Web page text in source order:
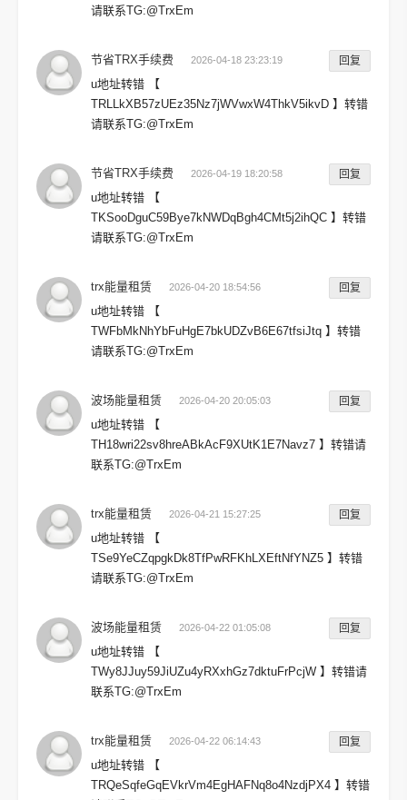
请联系TG:@TrxEm
节省TRX手续费 2026-04-18 23:23:19 回复
u地址转错 【
TRLLkXB57zUEz35Nz7jWVwxW4ThkV5ikvD 】转错
请联系TG:@TrxEm
节省TRX手续费 2026-04-19 18:20:58 回复
u地址转错 【
TKSooDguC59Bye7kNWDqBgh4CMt5j2ihQC 】转错
请联系TG:@TrxEm
trx能量租赁 2026-04-20 18:54:56 回复
u地址转错 【
TWFbMkNhYbFuHgE7bkUDZvB6E67tfsiJtq 】转错
请联系TG:@TrxEm
波场能量租赁 2026-04-20 20:05:03 回复
u地址转错 【
TH18wri22sv8hreABkAcF9XUtK1E7Navz7 】转错请
联系TG:@TrxEm
trx能量租赁 2026-04-21 15:27:25 回复
u地址转错 【
TSe9YeCZqpgkDk8TfPwRFKhLXEftNfYNZ5 】转错
请联系TG:@TrxEm
波场能量租赁 2026-04-22 01:05:08 回复
u地址转错 【
TWy8JJuy59JiUZu4yRXxhGz7dktuFrPcjW 】转错请
联系TG:@TrxEm
trx能量租赁 2026-04-22 06:14:43 回复
u地址转错 【
TRQeSqfeGqEVkrVm4EgHAFNq8o4NzdjPX4 】转错